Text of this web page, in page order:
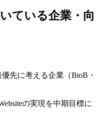
ている企業・向
先に考える企業（BtoB・
の実現を中期目標に